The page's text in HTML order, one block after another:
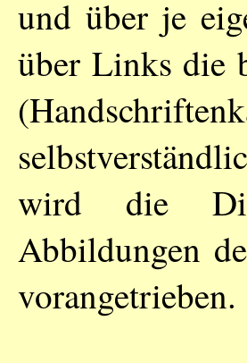
und über je
über Links die
wird die
Abbildungen
vorangetrieben.